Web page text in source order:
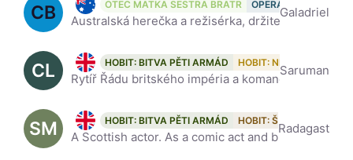
CB Cate Blanchett, 57
OTEC MATKA SESTRA BRATR OPERACE BLACK BAG
Australská herečka a režisérka, držitelka dvou Oscarů, dvou cen Britské akademie a tří Zlatých glóbů. Wikipedia
Galadriel
CL Christopher Lee, 104
HOBIT: BITVA PĚTI ARMÁD HOBIT: NEOČEKÁVANÁ
Rytíř Řádu britského impéria a komandér Řádu sv. Jana, je významný britský herec. Na začátku své kariéry v 60. a první polovině 70. let hrál postavy padouchů, stal se známým zejména rolí hraběte Drákul
Saruman
SM Sylvester McCoy, 82
HOBIT: BITVA PĚTI ARMÁD HOBIT: ŠMAKOVA
A Scottish actor. As a comic act and busker he appeared regularly on stage and children's television in the 1970s and 80s, before going on to play the seventh incarnation of the Doctor in the long-runn
Radagast